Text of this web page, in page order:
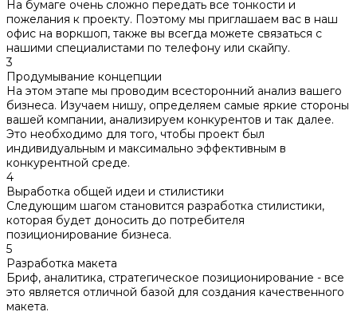
На бумаге очень сложно передать все тонкости и
пожелания к проекту. Поэтому мы приглашаем вас в наш
офис на воркшоп, также вы всегда можете связаться с
нашими специалистами по телефону или скайпу.
3
Продумывание концепции
На этом этапе мы проводим всесторонний анализ вашего
бизнеса. Изучаем нишу, определяем самые яркие стороны
вашей компании, анализируем конкурентов и так далее.
Это необходимо для того, чтобы проект был
индивидуальным и максимально эффективным в
конкурентной среде.
4
Выработка общей идеи и стилистики
Следующим шагом становится разработка стилистики,
которая будет доносить до потребителя
позиционирование бизнеса.
5
Разработка макета
Бриф, аналитика, стратегическое позиционирование - все
это является отличной базой для создания качественного
макета.